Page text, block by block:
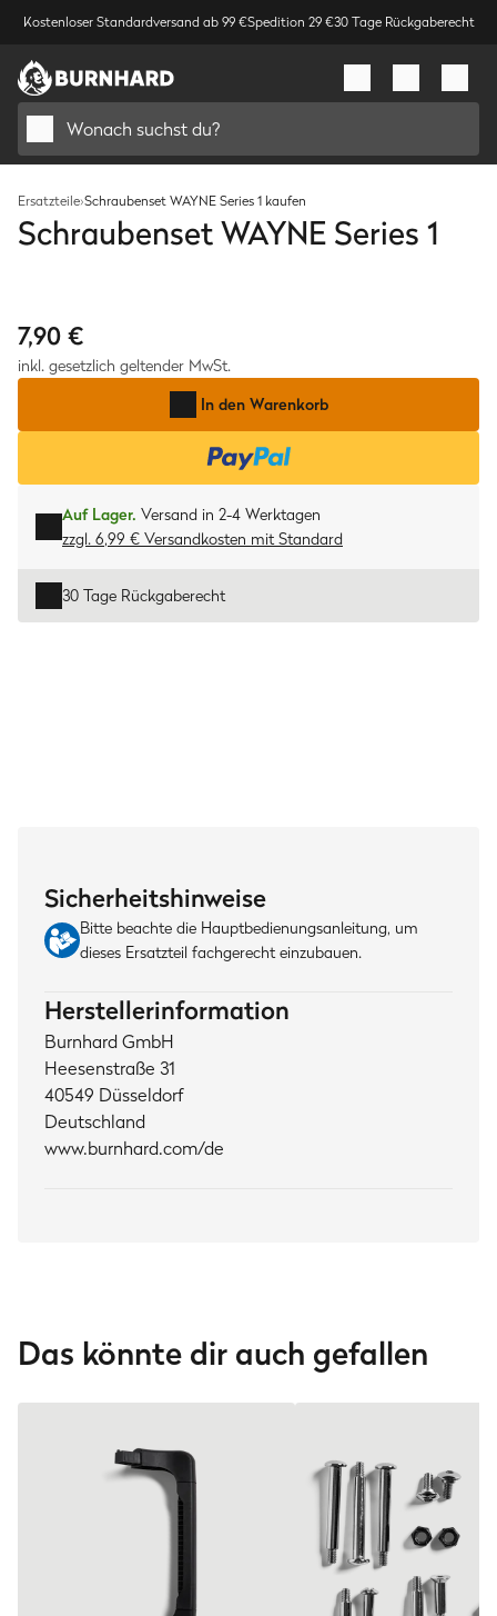
Kostenloser Standardversand ab 99 €Spedition 29 €30 Tage Rückgaberecht
Wonach suchst du?
Ersatzteile›Schraubenset WAYNE Series 1 kaufen
Schraubenset WAYNE Series 1
7,90 €
inkl. gesetzlich geltender MwSt.
In den Warenkorb
Auf Lager. Versand in 2-4 Werktagen
zzgl. 6,99 € Versandkosten mit Standard
30 Tage Rückgaberecht
Sicherheitshinweise
Bitte beachte die Hauptbedienungsanleitung, um
dieses Ersatzteil fachgerecht einzubauen.
Herstellerinformation
Burnhard GmbH
Heesenstraße 31
40549 Düsseldorf
Deutschland
www.burnhard.com/de
Das könnte dir auch gefallen